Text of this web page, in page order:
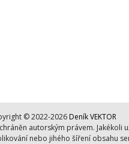
© 2022-2026 Deník VEKTOR
autorským právem. Jakékoli
nebo jihého šíření obsahu